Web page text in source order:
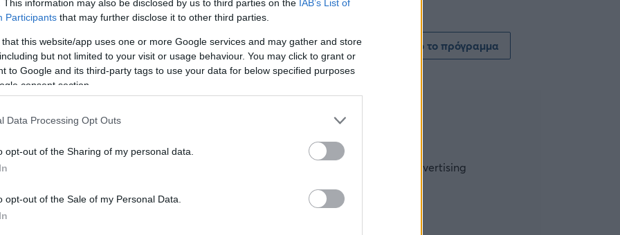
This information may also be disclosed by us to third parties on the IAB’s List of
Participants that may further disclose it to other third parties.
that this website/app uses one or more Google services and may gather and store
but not limited to your visit or usage behaviour. You may click to grant or
to Google and its third-party tags to use your data for below specified purposes
consent section.
Data Processing Opt Outs
opt-out of the Sharing of my personal data.
opt-out of the Sale of my Personal Data.
Monkeys» και «Fear and Loathing in Las
The Carnival at the End of Days
Δείτε όλο το πρόγραμμα